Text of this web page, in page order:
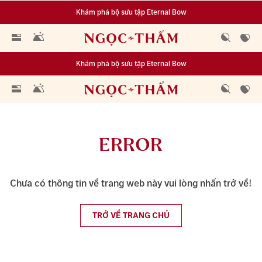
Khám phá bộ sưu tập Eternal Bow
Đa dạng lựa chọn tích luỹ từ 0.1 chỉ vàng 999.9
Khám phá bộ sưu tập Eternal Bow
Đa dạng lựa chọn tích luỹ từ 0.1 chỉ vàng 999.9
ERROR
Chưa có thông tin về trang web này vui lòng nhấn trở về!
TRỞ VỀ TRANG CHỦ